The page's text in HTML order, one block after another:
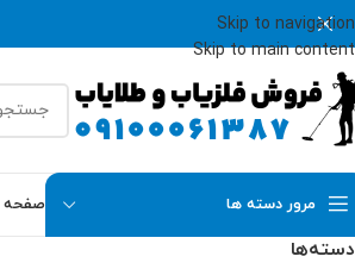
Skip to navigation
Skip to main content
مرور دسته ها صفحه
دسته‌ها